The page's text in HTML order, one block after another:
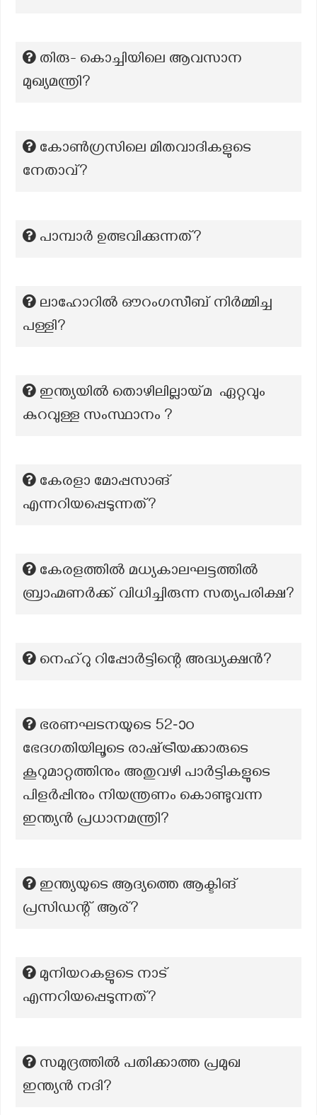
തിരു- കൊച്ചിയിലെ ആവസാന
മുഖ്യമന്ത്രി?
കോൺഗ്രസിലെ മിതവാദികളുടെ
നേതാവ്?
പാമ്പാർ ഉത്ഭവിക്കുന്നത്?
ലാഹോറിൽ ഔറംഗസീബ് നിർമ്മിച്ച
പള്ളി?
ഇന്ത്യയിൽ തൊഴിലില്ലായ്മ ഏറ്റവും
കുറവുള്ള സംസ്ഥാനം ?
കേരളാ മോപ്പസാങ്
എന്നറിയപ്പെടുന്നത്?
കേരളത്തിൽ മധ്യകാലഘട്ടത്തിൽ
ബ്രാഹ്മണർക്ക് വിധിച്ചിരുന്ന സത്യപരിക്ഷ?
നെഹ്റു റിപ്പോർട്ടിന്റെ അദ്ധ്യക്ഷൻ?
ഭരണഘടനയുടെ 52-ാo
ഭേദഗതിയിലൂടെ രാഷ്‌ട്രീയക്കാരുടെ
കൂറുമാറ്റത്തിനും അതുവഴി പാർട്ടികളുടെ
പിളർപ്പിനും നിയന്ത്രണം കൊണ്ടുവന്ന
ഇന്ത്യൻ പ്രധാനമന്ത്രി?
ഇന്ത്യയുടെ ആദ്യത്തെ ആക്ടിങ്
പ്രസിഡന്റ് ആര്?
മുനിയറകളുടെ നാട്
എന്നറിയപ്പെടുന്നത്?
സമുദ്രത്തിൽ പതിക്കാത്ത പ്രമുഖ
ഇന്ത്യൻ നദി?